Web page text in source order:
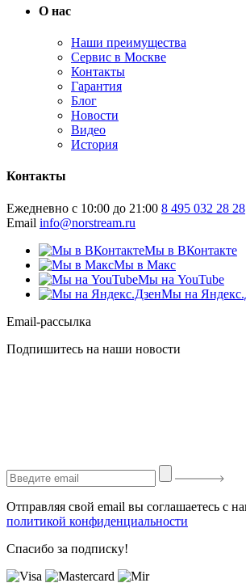
О нас
Наши преимущества
Сервис в Москве
Контакты
Гарантия
Блог
Новости
Видео
История
Контакты
Ежедневно с 10:00 до 21:00 8 495 032 28 28
Email info@norstream.ru
Мы в ВКонтакте
Мы в Макс
Мы на YouTube
Мы на
Email-рассылка
Подпишитесь на наши новости
Отправляя свой email вы соглашаетесь с
политикой конфиденциальности
Спасибо за подписку!